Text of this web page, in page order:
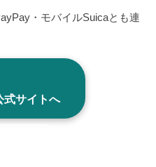
・モバイルSuicaとも連
式サイトへ